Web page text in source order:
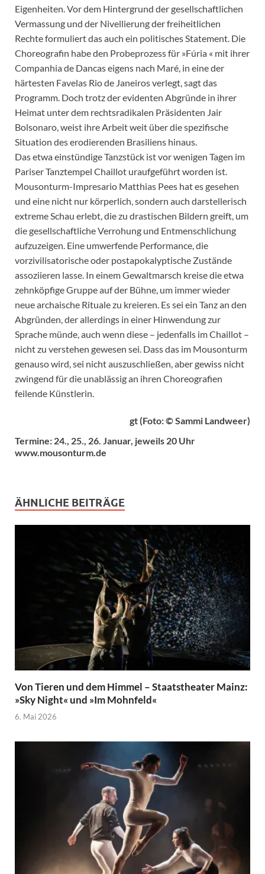
Eigenheiten. Vor dem Hintergrund der gesellschaftlichen
Vermassung und der Nivellierung der freiheitlichen
Rechte formuliert das auch ein politisches Statement. Die
Choreografin habe den Probeprozess für »Fúria « mit ihrer
Companhia de Dancas eigens nach Maré, in eine der
härtesten Favelas Rio de Janeiros verlegt, sagt das
Programm. Doch trotz der evidenten Abgründe in ihrer
Heimat unter dem rechtsradikalen Präsidenten Jair
Bolsonaro, weist ihre Arbeit weit über die spezifische
Situation des erodierenden Brasiliens hinaus.
Das etwa einstündige Tanzstück ist vor wenigen Tagen im
Pariser Tanztempel Chaillot uraufgeführt worden ist.
Mousonturm-Impresario Matthias Pees hat es gesehen
und eine nicht nur körperlich, sondern auch darstellerisch
extreme Schau erlebt, die zu drastischen Bildern greift, um
die gesellschaftliche Verrohung und Entmenschlichung
aufzuzeigen. Eine umwerfende Performance, die
vorzivilisatorische oder postapokalyptische Zustände
assoziieren lasse. In einem Gewaltmarsch kreise die etwa
zehnköpfige Gruppe auf der Bühne, um immer wieder
neue archaische Rituale zu kreieren. Es sei ein Tanz an den
Abgründen, der allerdings in einer Hinwendung zur
Sprache münde, auch wenn diese – jedenfalls im Chaillot –
nicht zu verstehen gewesen sei. Dass das im Mousonturm
genauso wird, sei nicht auszuschließen, aber gewiss nicht
zwingend für die unablässig an ihren Choreografien
feilende Künstlerin.
gt (Foto: © Sammi Landweer)
Termine: 24., 25., 26. Januar, jeweils 20 Uhr
www.mousonturm.de
ÄHNLICHE BEITRÄGE
Von Tieren und dem Himmel – Staatstheater Mainz:
»Sky Night« und »Im Mohnfeld«
6. Mai 2026